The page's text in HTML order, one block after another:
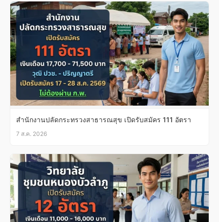
สำนักงานปลัดกระทรวงสาธารณสุข เปิดรับสมัคร 111 อัตรา
7 ส.ค. 2026